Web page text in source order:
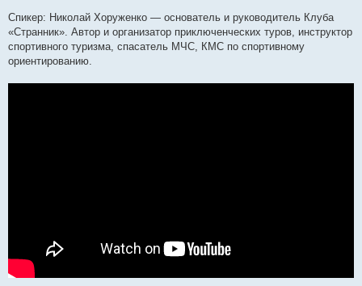
Спикер: Николай Хоруженко — основатель и руководитель Клуба
«Странник». Автор и организатор приключенческих туров, инструктор
спортивного туризма, спасатель МЧС, КМС по спортивному
ориентированию.